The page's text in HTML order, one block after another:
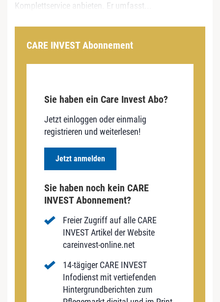
Komplettservice anbieten. Er umfasst...
CARE INVEST Abonnement
Sie haben ein Care Invest Abo?
Jetzt einloggen oder einmalig
registrieren und weiterlesen!
Jetzt anmelden
Sie haben noch kein CARE
INVEST Abonnement?
Freier Zugriff auf alle CARE
INVEST Artikel der Website
careinvest-online.net
14-tägiger CARE INVEST
Infodienst mit vertiefenden
Hintergrundberichten zum